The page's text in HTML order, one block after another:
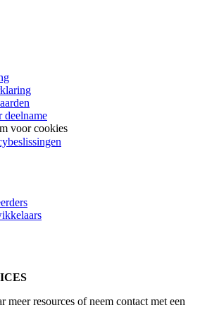
Alles wissen Gereed
voor cookies
meer resources of neem contact met een